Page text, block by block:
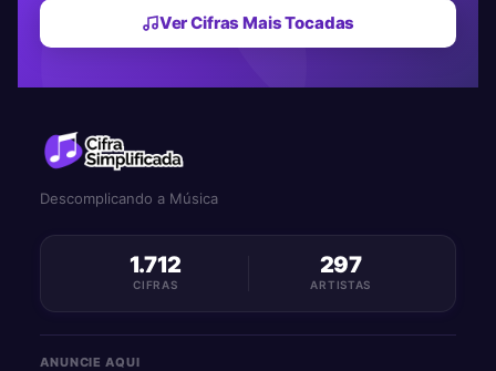
Ver Cifras Mais Tocadas
Descomplicando a Música
1.712
CIFRAS
297
ARTISTAS
ANUNCIE AQUI